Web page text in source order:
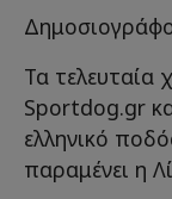
Τα τελευταία
Sportdog.gr
ελληνικό
παραμένει η